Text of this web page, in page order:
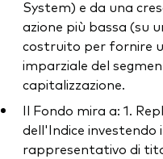
System) e da una
azione più bassa (su
costruito per fornire
imparziale del
capitalizzazione.
Il Fondo mira a: 1.
dell'Indice investendo
rappresentativo di